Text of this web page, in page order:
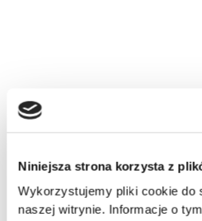
Niniejsza strona korzysta z
Wykorzystujemy pliki cookie do
naszej witrynie. Informacje o